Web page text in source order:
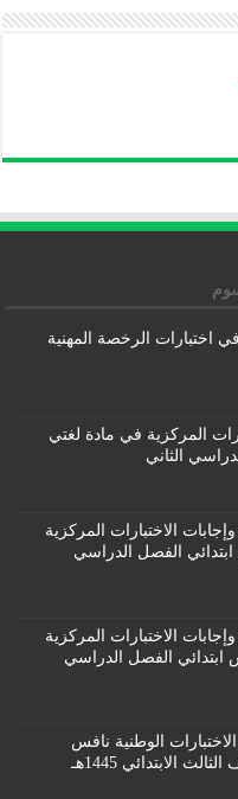
اختبارات الرخصة المهنية
المركزية في مادة لغتي
الثاني
الاختبارات المركزية
الفصل الدراسي
الاختبارات المركزية
الفصل الدراسي
الوطنية نافس
الابتدائي 1445هـ